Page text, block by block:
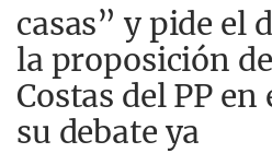
casas” y pide el
la proposición
Costas del PP
su debate ya